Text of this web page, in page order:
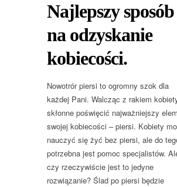
Najlepszy sposób
na odzyskanie
kobiecości.
Nowotrór piersi to ogromny szok dla
każdej Pani. Walcząc z rakiem
skłonne poświęcić najważniejszy
swojej kobiecości – piersi. Kobiety
nauczyć się żyć bez piersi, ale do
potrzebna jest pomoc specjalistów.
czy rzeczywiście jest to jedyne
rozwiązanie? Ślad po piersi będzie